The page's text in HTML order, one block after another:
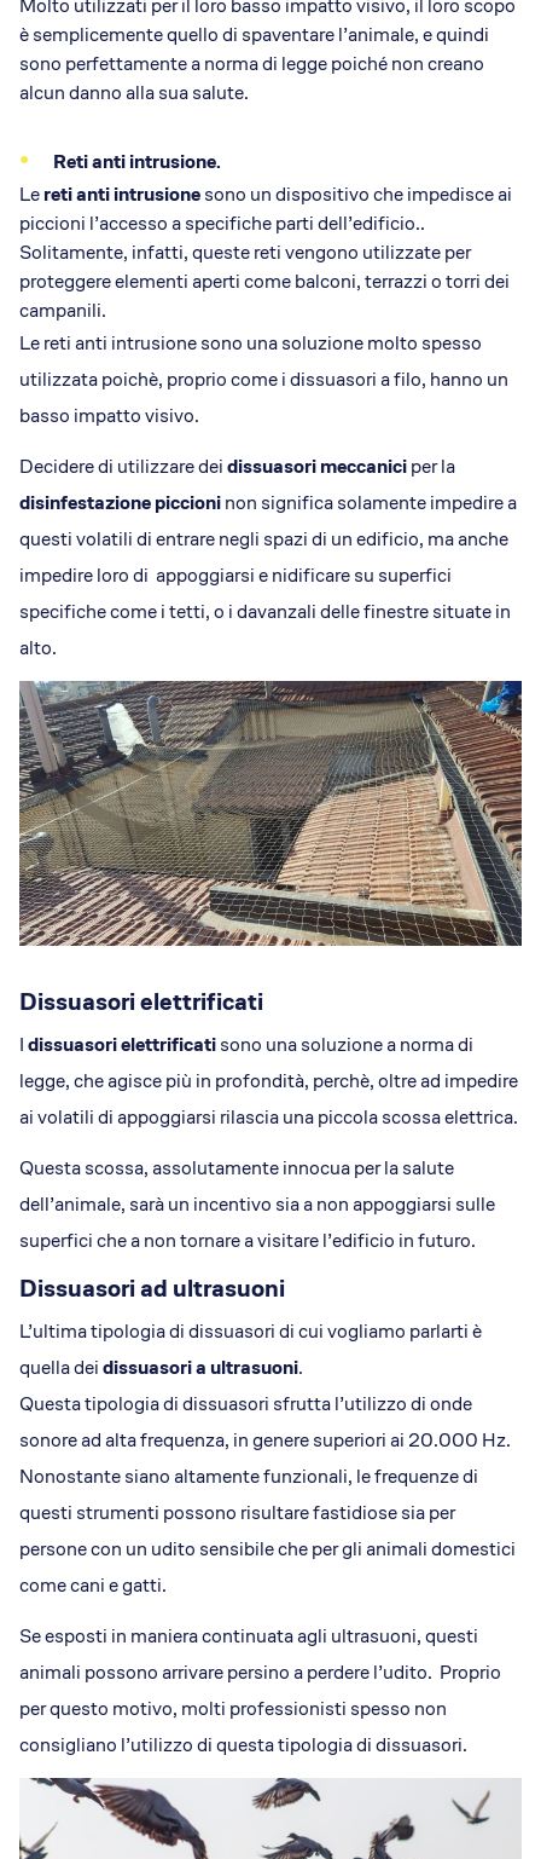
Molto utilizzati per il loro basso impatto visivo, il loro scopo
è semplicemente quello di spaventare l’animale, e quindi
sono perfettamente a norma di legge poiché non creano
alcun danno alla sua salute.
Reti anti intrusione.
Lereti anti intrusionesono un dispositivo che impedisce ai
piccioni l’accesso a specifiche parti dell’edificio..
Solitamente, infatti, queste reti vengono utilizzate per
proteggere elementi aperti come balconi, terrazzi o torri dei
campanili.
Le reti anti intrusione sono una soluzione molto spesso
utilizzata poichè, proprio come i dissuasori a filo, hanno un
basso impatto visivo.
Decidere di utilizzare deidissuasori meccaniciper la
disinfestazione piccioninon significa solamente impedire a
questi volatili di entrare negli spazi di un edificio, ma anche
impedire loro di appoggiarsi e nidificare su superfici
specifiche come i tetti, o i davanzali delle finestre situate in
alto.
Dissuasori elettrificati
Idissuasori elettrificatisono una soluzione a norma di
legge, che agisce più in profondità, perchè, oltre ad impedire
ai volatili di appoggiarsi rilascia una piccola scossa elettrica.
Questa scossa, assolutamente innocua per la salute
dell’animale, sarà un incentivo sia a non appoggiarsi sulle
superfici che a non tornare a visitare l’edificio in futuro.
Dissuasori ad ultrasuoni
L’ultima tipologia di dissuasori di cui vogliamo parlarti è
quella deidissuasori a ultrasuoni.
Questa tipologia di dissuasori sfrutta l’utilizzo di onde
sonore ad alta frequenza, in genere superiori ai 20.000 Hz.
Nonostante siano altamente funzionali, le frequenze di
questi strumenti possono risultare fastidiose sia per
persone con un udito sensibile che per gli animali domestici
come cani e gatti.
Se esposti in maniera continuata agli ultrasuoni, questi
animali possono arrivare persino a perdere l’udito. Proprio
per questo motivo, molti professionisti spesso non
consigliano l’utilizzo di questa tipologia di dissuasori.